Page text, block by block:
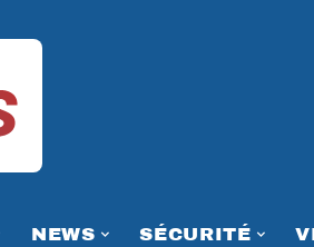
NEWS SÉCURITÉ